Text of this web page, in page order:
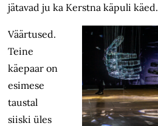
jätavad ju ka Kerstna käpuli käed.
Väärtused.
Teine
käepaar on
esimese
taustal
siiski üles